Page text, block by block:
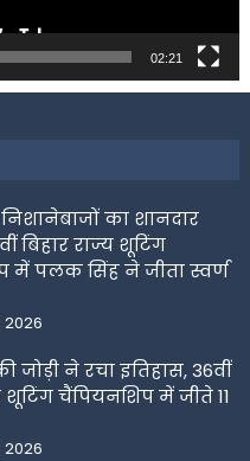
02:21
का शानदार
बिहार राज्य शूटिंग
में पलक सिंह ने जीता स्वर्ण
2026
जोड़ी ने रचा इतिहास, 36वीं
शूटिंग चैंपियनशिप में जीते 11
2026